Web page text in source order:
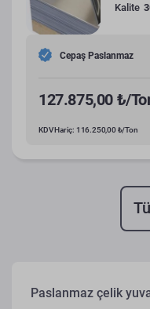
Kalite
Cepaş Paslanmaz
127.875,00 ₺/
KDV Hariç: 116.250,00 ₺/Ton
Paslanmaz çelik